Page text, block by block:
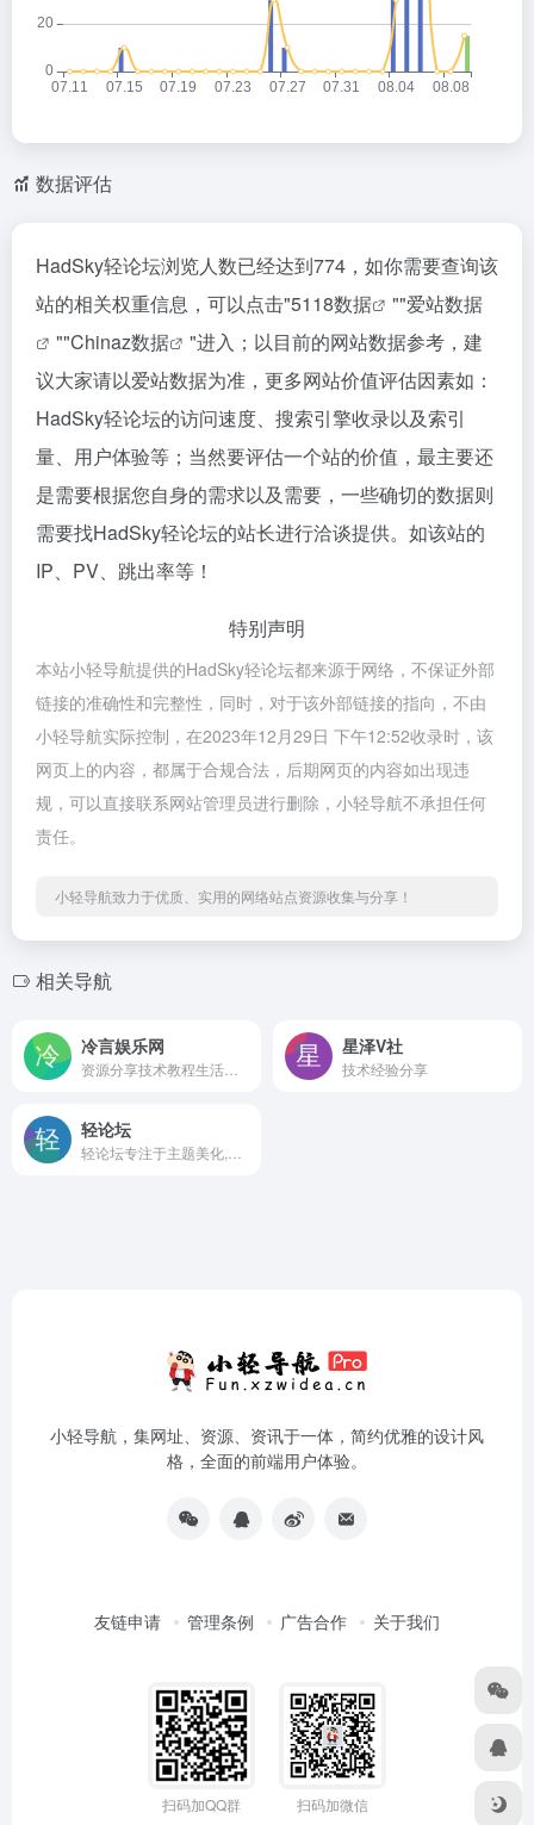
数据评估
HadSky轻论坛浏览人数已经达到774，如你需要查询该
站的相关权重信息，可以点击"5118数据 ""爱站数据
""Chinaz数据
"进入；以目前的网站数据参考，建
议大家请以爱站数据为准，更多网站价值评估因素如：
HadSky轻论坛的访问速度、搜索引擎收录以及索引
量、用户体验等；当然要评估一个站的价值，最主要还
是需要根据您自身的需求以及需要，一些确切的数据则
需要找HadSky轻论坛的站长进行洽谈提供。如该站的
IP、PV、跳出率等！
特别声明
本站小轻导航提供的HadSky轻论坛都来源于网络，不保证外部
链接的准确性和完整性，同时，对于该外部链接的指向，不由
小轻导航实际控制，在2023年12月29日 下午12:52收录时，该
网页上的内容，都属于合规合法，后期网页的内容如出现违
规，可以直接联系网站管理员进行删除，小轻导航不承担任何
责任。
小轻导航致力于优质、实用的网络站点资源收集与分享！
相关导航
冷言娱乐网 星泽V社
技术经验分享
轻论坛
小轻导航，集网址、资源、资讯于一体，简约优雅的设计风
格，全面的前端用户体验。
友链申请 管理条例 广告合作 关于我们
扫码加QQ群 扫码加微信